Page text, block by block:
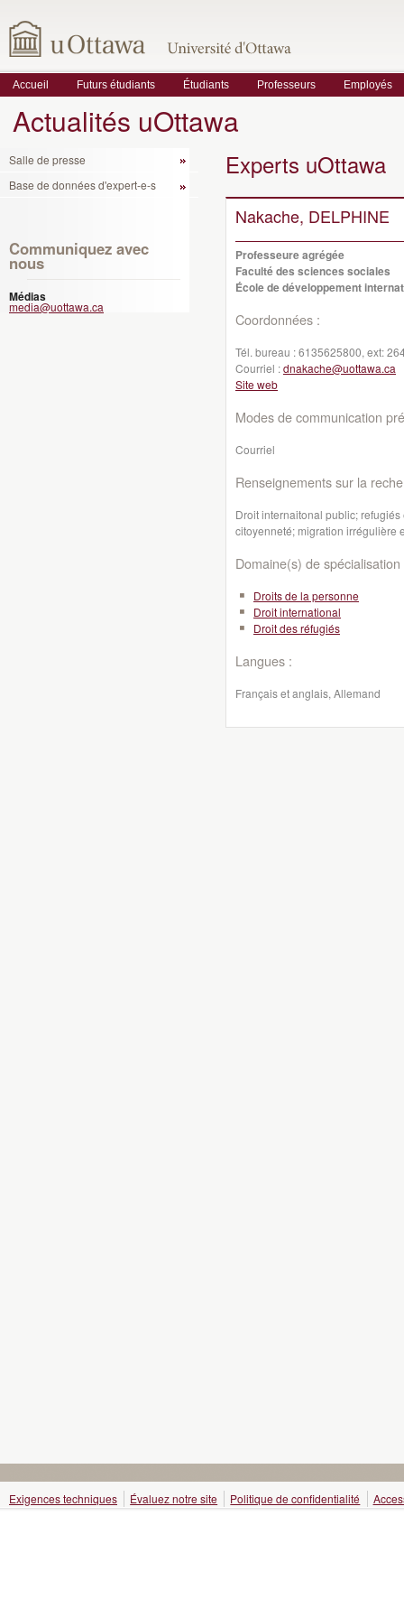
Accueil Futurs étudiants Étudiants Professeurs Employés
Actualités uOttawa
Salle de presse
Base de données d'expert-e-s
Communiquez avec
nous
Médias
media@uottawa.ca
Experts uOttawa
Nakache, DELPHINE
Professeure agrégée
Faculté des sciences sociales
École de développement
Coordonnées :
Tél. bureau :6135625800, ext:
Courriel :dnakache@uottawa.ca
Site web
Modes de communication
Courriel
Renseignements sur la
Droit internaitonal public;
citoyenneté; migration irrégulière
Domaine(s) de spécialisation
Droits de la personne
Droit international
Droit des réfugiés
Langues :
Français et anglais, Allemand
Exigences techniques Évaluez notre site Politique de confidentialité